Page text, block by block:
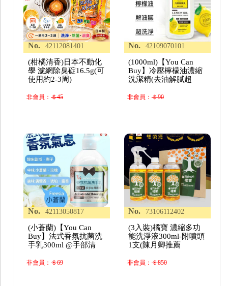
No. 42112081401
(柑橘清香)日本不動化
學 濾網除臭碇16.5g(可
使用約2-3周)
非會員：＄45
No. 42109070101
(1000ml)【You Can
Buy】冷壓檸檬油濃縮
洗潔精(去油解膩超
非會員：＄90
No. 42113050817
(小蒼蘭)【You Can
Buy】法式香氛抗菌洗
手乳300ml @手部清
非會員：＄69
No. 73106112402
(3入裝)橘寶 濃縮多功
能洗淨液300ml-附噴頭
1支(陳月卿推薦
非會員：＄850